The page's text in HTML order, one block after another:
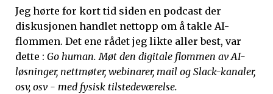
Jeg hørte for kort tid siden en podcast der
diskusjonen handlet nettopp om å takle AI-
flommen. Det ene rådet jeg likte aller best, var
dette : Go human. Møt den digitale flommen av AI-
løsninger, nettmøter, webinarer, mail og Slack-kanaler,
osv, osv - med fysisk tilstedeværelse.